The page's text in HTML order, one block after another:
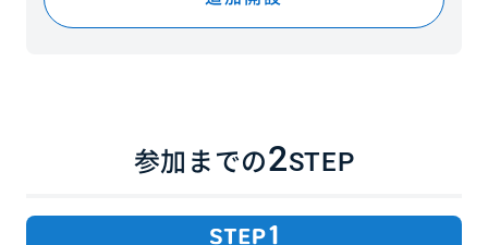
参加までの2STEP